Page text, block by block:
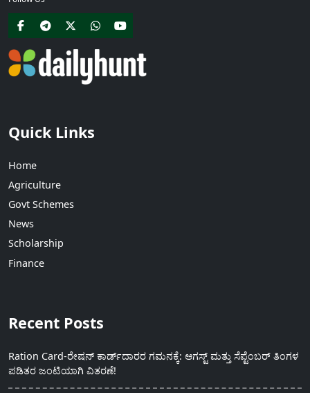
Quick Links
Home
Agriculture
Govt Schemes
News
Scholarship
Finance
Recent Posts
Ration Card-ರೇಷನ್ ಕಾರ್ಡ್‍ದಾರರ ಗಮನಕ್ಕೆ: ಆಗಸ್ಟ್ ಮತ್ತು ಸೆಪ್ಟೆಂಬರ್ ತಿಂಗಳ
ಪಡಿತರ ಜಂಟಿಯಾಗಿ ವಿತರಣೆ!